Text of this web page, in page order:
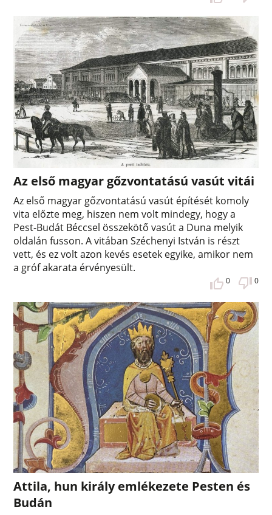
Az első magyar gőzvontatású vasút vitái
Az első magyar gőzvontatású vasút építését komoly
vita előzte meg, hiszen nem volt mindegy, hogy a
Pest-Budát Béccsel összekötő vasút a Duna melyik
oldalán fusson. A vitában Széchenyi István is részt
vett, és ez volt azon kevés esetek egyike, amikor nem
a gróf akarata érvényesült.
0 0
Attila, hun király emlékezete Pesten és
Budán